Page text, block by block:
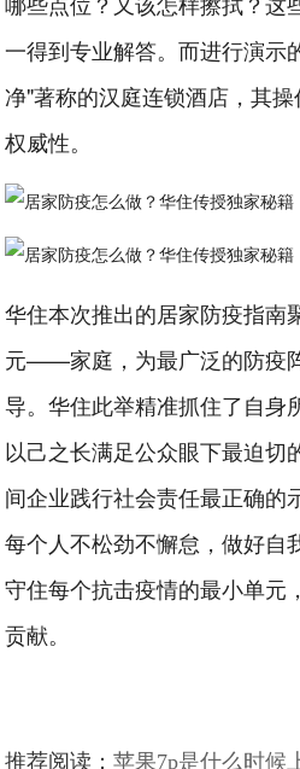
一得到专业解答。而进行演示
净"著称的汉庭连锁酒店，其
权威性。
华住本次推出的居家防疫指南
元——家庭，为最广泛的防疫
导。华住此举精准抓住了自身
以己之长满足公众眼下最迫切
间企业践行社会责任最正确的
每个人不松劲不懈怠，做好自
守住每个抗击疫情的最小单元
贡献。
推荐阅读：苹果7p是什么时候